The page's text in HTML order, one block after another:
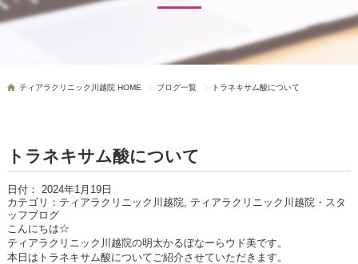
ティアラクリニック川越院 HOME ブログ一覧 トラネキサム酸について
トラネキサム酸について
日付： 2024年1月19日
カテゴリ： ティアラクリニック川越院, ティアラクリニック川越院・スタ
ッフブログ
こんにちは☆
ティアラクリニック川越院の明太かるぼなーらウド美です。
本日はトラネキサム酸についてご紹介させていただきます。